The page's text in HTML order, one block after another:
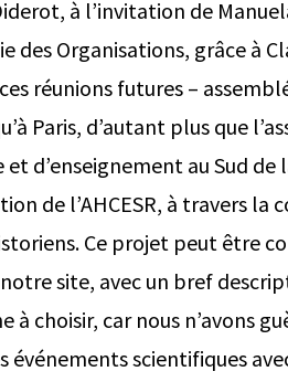
à l’invitation de
des Organisations, grâce à
réunions futures –
Paris, d’autant plus que
d’enseignement au Sud
de l’AHCESR, à travers la
Ce projet peut être
site, avec un bref
à choisir, car nous n’avons
scientifiques